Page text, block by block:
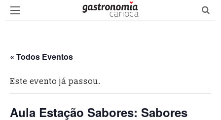
« Todos Eventos
Este evento já passou.
Aula Estação Sabores: Sabores